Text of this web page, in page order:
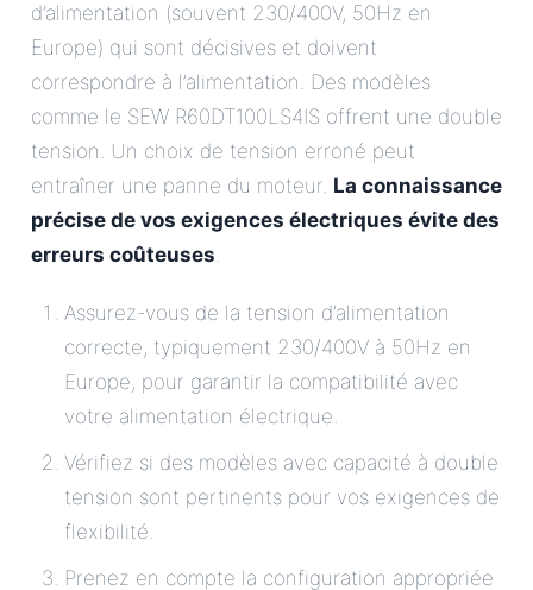
d’alimentation (souvent 230/400V, 50Hz en
Europe) qui sont décisives et doivent
correspondre à l’alimentation. Des modèles
comme le SEW R60DT100LS4IS offrent une double
tension. Un choix de tension erroné peut
entraîner une panne du moteur. La connaissance
précise de vos exigences électriques évite des
erreurs coûteuses.
Assurez-vous de la tension d’alimentation
correcte, typiquement 230/400V à 50Hz en
Europe, pour garantir la compatibilité avec
votre alimentation électrique.
Vérifiez si des modèles avec capacité à double
tension sont pertinents pour vos exigences de
flexibilité.
Prenez en compte la configuration appropriée